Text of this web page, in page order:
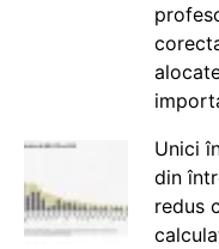
Unici
din
redus